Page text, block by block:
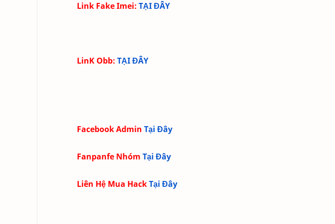
Link Fake Imei: TẠI ĐÂY
LinK Obb: TẠI ĐÂY
Facebook Admin Tại Đây
Fanpanfe Nhóm Tại Đây
Liên Hệ Mua HackTại Đây